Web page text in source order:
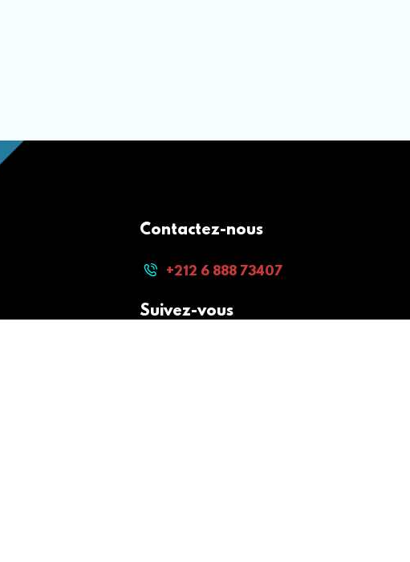
Contactez-nous
+212 6 888 73407
Suivez-vous